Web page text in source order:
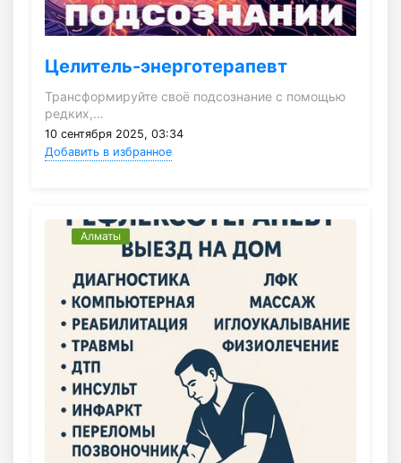
Целитель-энерготерапевт
Трансформируйте своё подсознание с помощью
редких,…
10 сентября 2025, 03:34
Добавить в избранное
Алматы